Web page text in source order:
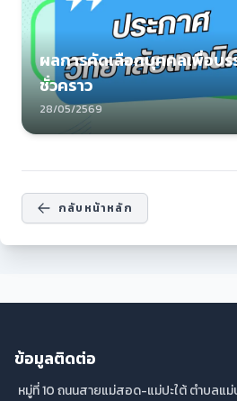
ผลการคัดเลือกบุคคลเพื่อบร
ชั่วคราว
28/05/2569
กลับหน้าหลัก
ข้อมูลติดต่อ
หมู่ที่ 10 ถนนสายแม่สอด-แม่ปะใต้ ตำบลแม่